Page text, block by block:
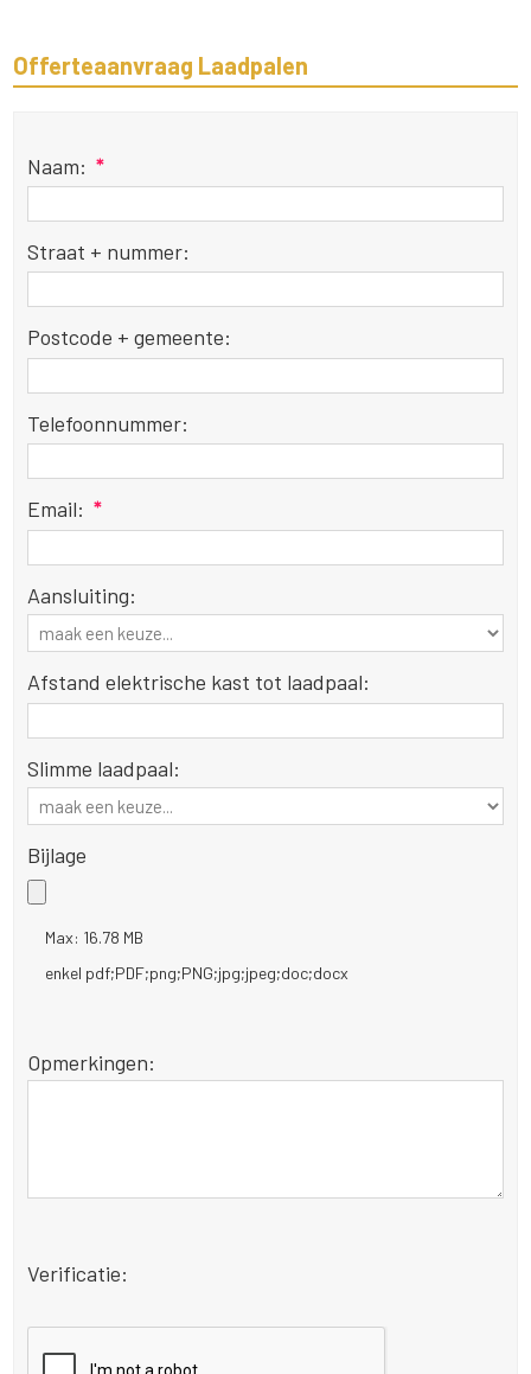
Offerteaanvraag Laadpalen
Naam: *
Straat + nummer:
Postcode + gemeente:
Telefoonnummer:
Email: *
Aansluiting:
Afstand elektrische kast tot laadpaal:
Slimme laadpaal:
Bijlage
Max: 16.78 MB
enkel pdf;PDF;png;PNG;jpg;jpeg;doc;docx
Opmerkingen:
Verificatie: